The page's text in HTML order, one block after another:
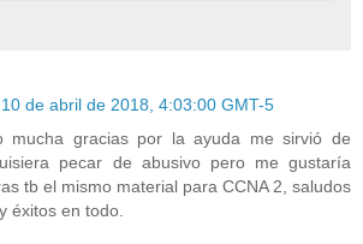
de abril de 2018, 4:03:00 GMT-5
mucha gracias por la ayuda me sirvió de
pecar de abusivo pero me gustaría
tb el mismo material para CCNA 2, saludos
éxitos en todo.